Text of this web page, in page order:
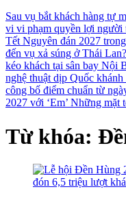
Sau vụ bắt khách hàng tự
vi vi phạm quyền lợi người
Tết Nguyên đán 2027
đến vụ xả súng ở Thái Lan?
kéo khách tại sân bay Nội
nghệ thuật dịp Quốc khánh
công bố điểm chuẩn từ
2027 với ‘Em’ Những mặt
Từ khóa: